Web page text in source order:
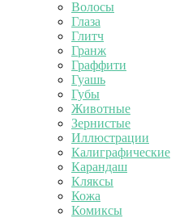
Волосы
Глаза
Глитч
Гранж
Граффити
Гуашь
Губы
Животные
Зернистые
Иллюстрации
Калиграфические
Карандаш
Кляксы
Кожа
Комиксы